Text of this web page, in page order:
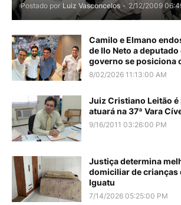
Postado por Luiz Vasconcelos - 2/12/2009
Camilo e Elmano
de Ilo Neto a
governo se posiciona
8/02/2026 11:13:00 AM
Juiz Cristiano Leitão
atuará na 37ª Vara
9/16/2011 03:26:00 PM
Justiça determina
domiciliar de crianças
Iguatu
7/14/2026 05:25:00 PM